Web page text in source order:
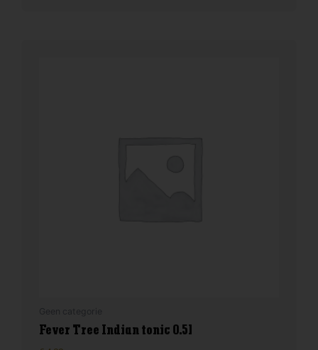
Fever Tree Indian tonic 0.5l